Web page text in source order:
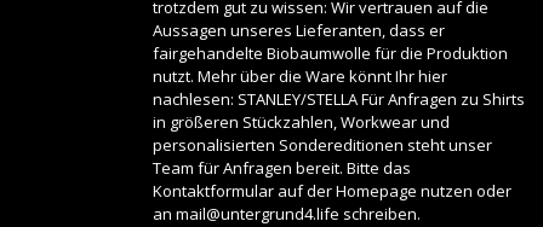
trotzdem gut zu wissen: Wir vertrauen auf die
Aussagen unseres Lieferanten, dass er
fairgehandelte Biobaumwolle für die Produktion
nutzt. Mehr über die Ware könnt Ihr hier
nachlesen: STANLEY/STELLAFür Anfragen zu Shirts
in größeren Stückzahlen, Workwear und
personalisierten Sondereditionen steht unser
Team für Anfragen bereit. Bitte das
Kontaktformular auf der Homepage nutzen oder
an mail@untergrund4.life schreiben.